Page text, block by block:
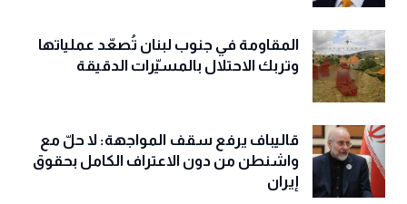
المقاومة في جنوب لبنان تُصعّد عملياتها
وتربك الاحتلال بالمسيّرات الدقيقة
قاليباف يرفع سقف المواجهة: لا حلّ مع
واشنطن من دون الاعتراف الكامل بحقوق
إيران